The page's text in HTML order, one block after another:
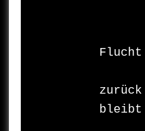
Flucht
zurück
bleibt